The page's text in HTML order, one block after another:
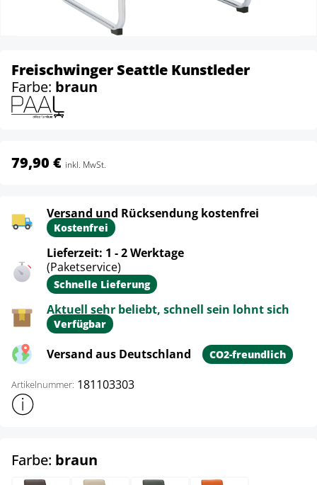
Freischwinger Seattle Kunstleder
Farbe: braun
79,90 € inkl. MwSt.
Versand und Rücksendung kostenfrei
Kostenfrei
Lieferzeit: 1 - 2 Werktage
(Paketservice)
Schnelle Lieferung
Aktuell sehr beliebt, schnell sein lohnt sich
Verfügbar
Versand aus Deutschland CO2-freundlich
Artikelnummer: 181103303
Weitere Produktinformationen anzeigen
Farbe: braun